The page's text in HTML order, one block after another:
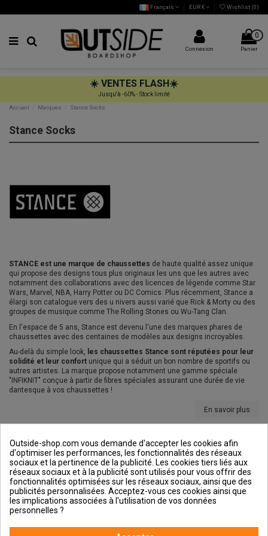
Français EUR € Wishlist (0)
Connexion
0
Panier
☀️ VENTES FLASH☀️
Jusqu'à -60% - Stock limité
Accueil
Marques Stance Socks
Stance Socks
STANCE est une marque de chaussettes de haute qualité assez unique
qui propose des designs tous plus originaux les uns que les autres avec
notamment des collaborations avec des licences de légende comme Star
Wars, Marvel, NBA, Harry Potter ou DC Comics. Plus récemment, Stance a
élargi son catalogue vers des u nivers aussi varié que Rick & Morty ou des
groupes de musique comme The Rolling Stones ou Wu-Tang Clan.
En l'espace de 5 ans, Stance est devenu l'une des marques phares de
chaussettes avec des centaines de modèles aux designs incroyables.
Au-delà du simple look, les chaussettes Stance sont réputées pour leur
solidité et leur confort unique qui a séduit un bon nombre de sportifs ou
autres artistes. La marque propose notamment une gamme spéciale
"INFIKNIT" conçue à partir de fibres spéciales assurant une durée de vie
dantesque à vos chaussettes !
En savoir plus
Outside et vous
Outside-shop.com vous demande d'accepter les cookies afin
d'optimiser les performances, les fonctionnalités des réseaux
sociaux et la pertinence de la publicité. Les cookies tiers liés aux
réseaux sociaux et à la publicité sont utilisés pour vous offrir des
fonctionnalités optimisées sur les réseaux sociaux, ainsi que des
publicités personnalisées. Acceptez-vous ces cookies ainsi que
les implications associées à l'utilisation de vos données
personnelles ?